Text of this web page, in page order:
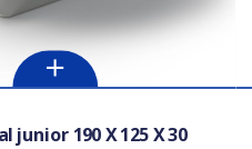
junior 190 X 125 X 30